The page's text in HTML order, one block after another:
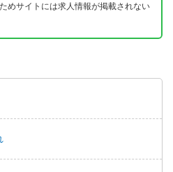
めサイトには求人情報が掲載されない